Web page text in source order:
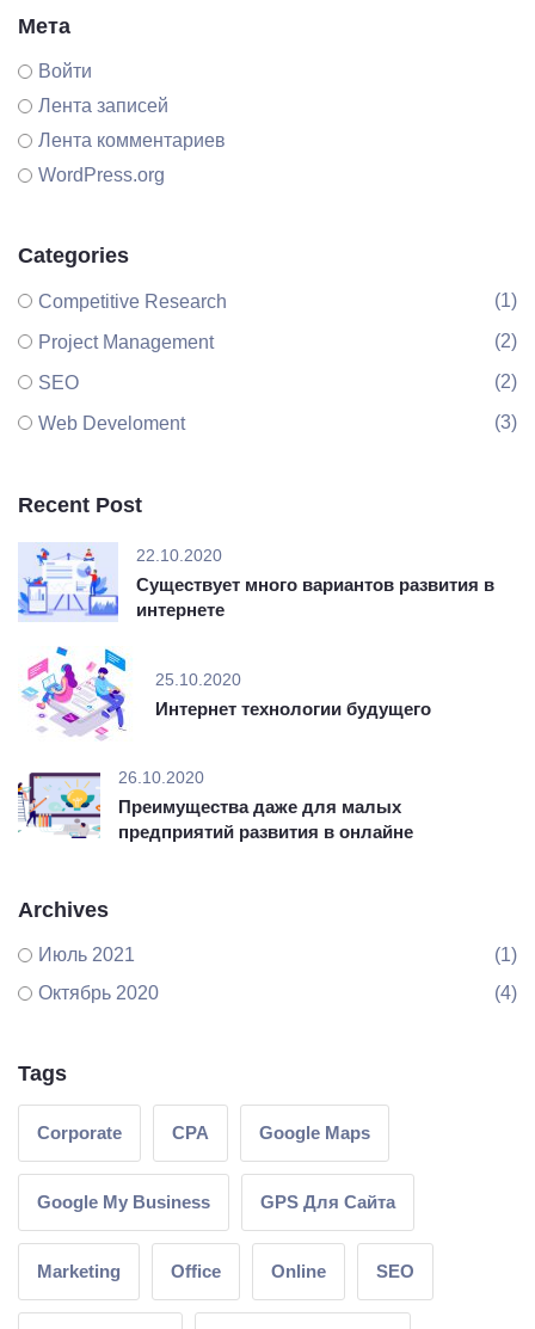
Мета
Войти
Лента записей
Лента комментариев
WordPress.org
Categories
Competitive Research (1)
Project Management (2)
SEO (2)
Web Develoment (3)
Recent Post
22.10.2020
Существует много вариантов развития в
интернете
25.10.2020
Интернет технологии будущего
26.10.2020
Преимущества даже для малых
предприятий развития в онлайне
Archives
Июль 2021
(1)
Октябрь 2020
(4)
Tags
Corporate CPA Google Maps
Google My Business GPS Для Сайта
Marketing Office Online SEO